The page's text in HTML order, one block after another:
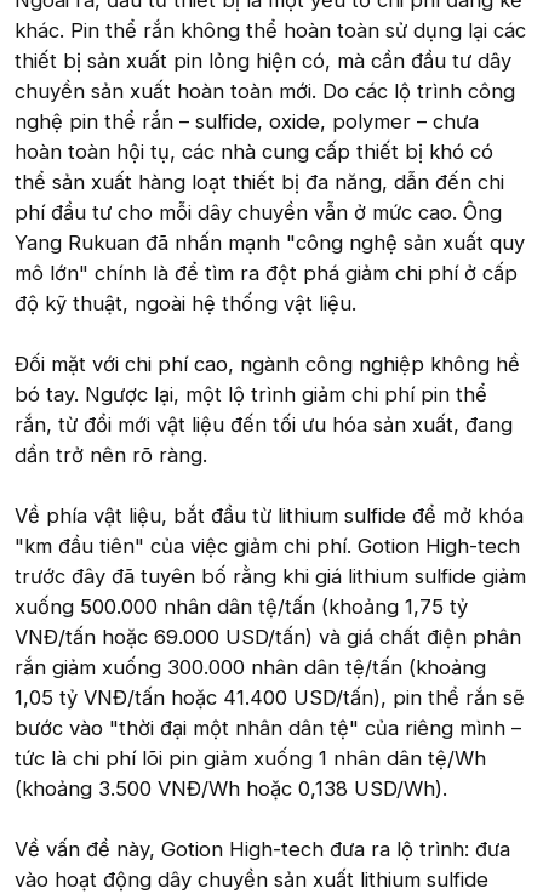
khác. Pin thể rắn không thể hoàn toàn sử dụng lại các
thiết bị sản xuất pin lỏng hiện có, mà cần đầu tư dây
chuyền sản xuất hoàn toàn mới. Do các lộ trình công
nghệ pin thể rắn – sulfide, oxide, polymer – chưa
hoàn toàn hội tụ, các nhà cung cấp thiết bị khó có
thể sản xuất hàng loạt thiết bị đa năng, dẫn đến chi
phí đầu tư cho mỗi dây chuyền vẫn ở mức cao. Ông
Yang Rukuan đã nhấn mạnh "công nghệ sản xuất quy
mô lớn" chính là để tìm ra đột phá giảm chi phí ở cấp
độ kỹ thuật, ngoài hệ thống vật liệu.
Đối mặt với chi phí cao, ngành công nghiệp không hề
bó tay. Ngược lại, một lộ trình giảm chi phí pin thể
rắn, từ đổi mới vật liệu đến tối ưu hóa sản xuất, đang
dần trở nên rõ ràng.
Về phía vật liệu, bắt đầu từ lithium sulfide để mở khóa
"km đầu tiên" của việc giảm chi phí. Gotion High-tech
trước đây đã tuyên bố rằng khi giá lithium sulfide giảm
xuống 500.000 nhân dân tệ/tấn (khoảng 1,75 tỷ
VNĐ/tấn hoặc 69.000 USD/tấn) và giá chất điện phân
rắn giảm xuống 300.000 nhân dân tệ/tấn (khoảng
1,05 tỷ VNĐ/tấn hoặc 41.400 USD/tấn), pin thể rắn sẽ
bước vào "thời đại một nhân dân tệ" của riêng mình –
tức là chi phí lõi pin giảm xuống 1 nhân dân tệ/Wh
(khoảng 3.500 VNĐ/Wh hoặc 0,138 USD/Wh).
Về vấn đề này, Gotion High-tech đưa ra lộ trình: đưa
vào hoạt động dây chuyền sản xuất lithium sulfide